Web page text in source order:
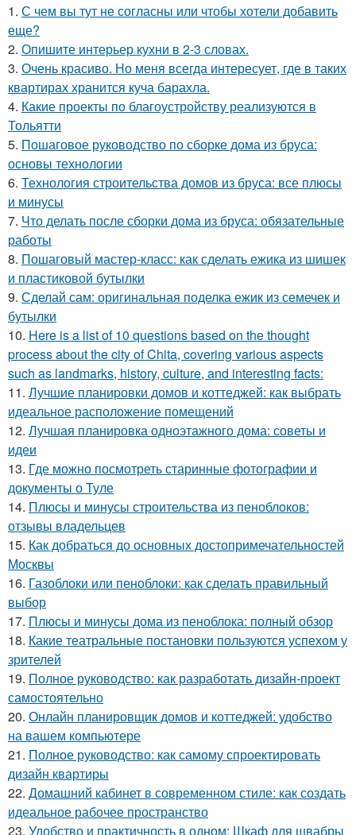
1. С чем вы тут не согласны или чтобы хотели добавить
еще?
2. Опишите интерьер кухни в 2-3 словах.
3. Очень красиво. Но меня всегда интересует, где в таких
квартирах хранится куча барахла.
4. Какие проекты по благоустройству реализуются в
Тольятти
5. Пошаговое руководство по сборке дома из бруса:
основы технологии
6. Технология строительства домов из бруса: все плюсы
и минусы
7. Что делать после сборки дома из бруса: обязательные
работы
8. Пошаговый мастер-класс: как сделать ежика из шишек
и пластиковой бутылки
9. Сделай сам: оригинальная поделка ежик из семечек и
бутылки
10. Here is a list of 10 questions based on the thought
process about the city of Chita, covering various aspects
such as landmarks, history, culture, and interesting facts:
11. Лучшие планировки домов и коттеджей: как выбрать
идеальное расположение помещений
12. Лучшая планировка одноэтажного дома: советы и
идеи
13. Где можно посмотреть старинные фотографии и
документы о Туле
14. Плюсы и минусы строительства из пеноблоков:
отзывы владельцев
15. Как добраться до основных достопримечательностей
Москвы
16. Газоблоки или пеноблоки: как сделать правильный
выбор
17. Плюсы и минусы дома из пеноблока: полный обзор
18. Какие театральные постановки пользуются успехом у
зрителей
19. Полное руководство: как разработать дизайн-проект
самостоятельно
20. Онлайн планировщик домов и коттеджей: удобство
на вашем компьютере
21. Полное руководство: как самому спроектировать
дизайн квартиры
22. Домашний кабинет в современном стиле: как создать
идеальное рабочее пространство
23. Удобство и практичность в одном: Шкаф для швабры